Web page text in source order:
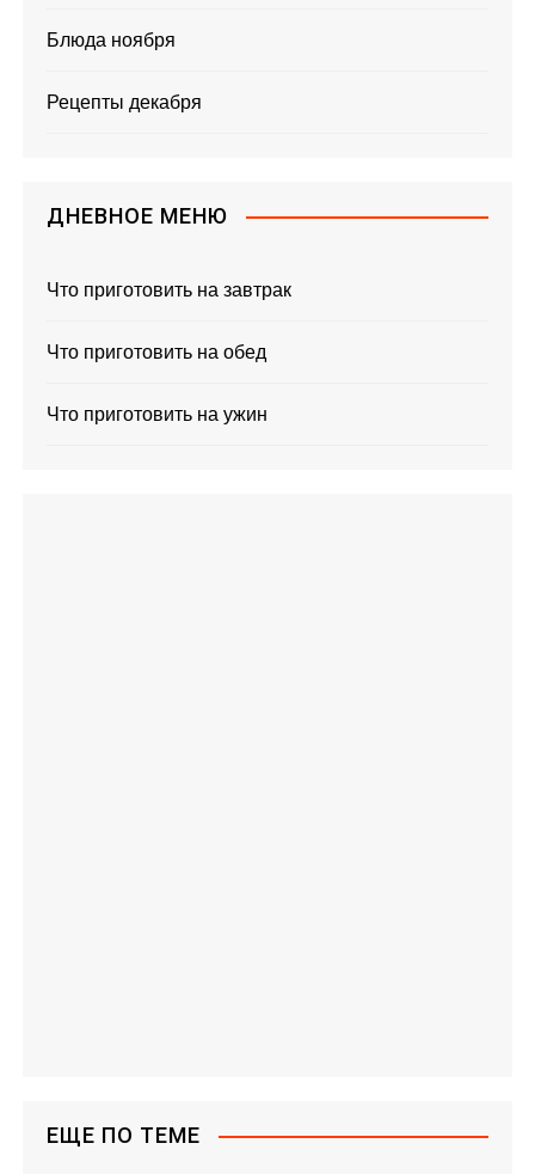
Блюда ноября
Рецепты декабря
ДНЕВНОЕ МЕНЮ
Что приготовить на завтрак
Что приготовить на обед
Что приготовить на ужин
ЕЩЕ ПО ТЕМЕ